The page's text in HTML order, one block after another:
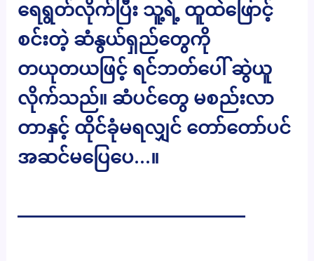
ရေရွတ်လိုက်ပြီး သူ့ရဲ့ ထူထဲဖြောင့်
စင်းတဲ့ ဆံနွယ်ရှည်တွေကို
တယုတယဖြင့် ရင်ဘတ်ပေါ် ဆွဲယူ
လိုက်သည်။ ဆံပင်တွေ မစည်းလာ
တာနှင့် ထိုင်ခုံမရလျှင် တော်တော်ပင်
အဆင်မပြေပေ…။
————————————–